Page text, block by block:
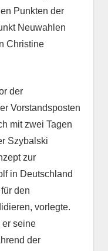
Punkten der
Neuwahlen
Christine
der
Vorstandsposten
mit zwei Tagen
Szybalski
zur
in Deutschland
den
vorlegte.
er seine
der